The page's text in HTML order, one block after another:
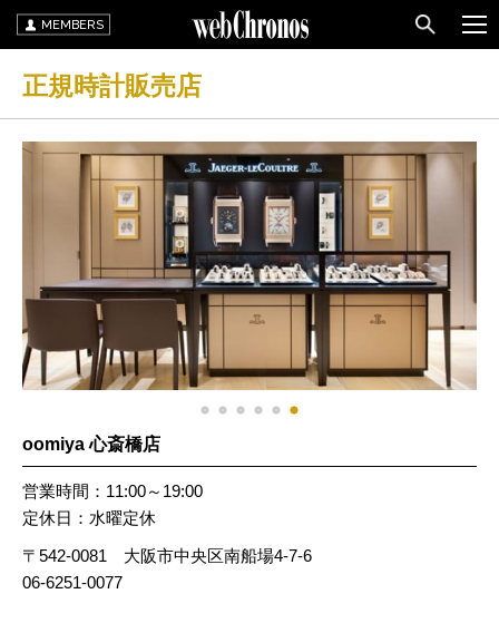
MEMBERS
正規時計販売店
oomiya 心斎橋店
営業時間：11:00～19:00
定休日：水曜定休
〒542-0081 大阪市中央区南船場4-7-6
06-6251-0077